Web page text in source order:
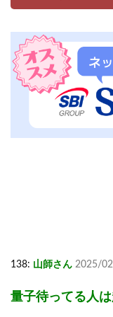
138: 山師さん 2025/
量子待ってる人